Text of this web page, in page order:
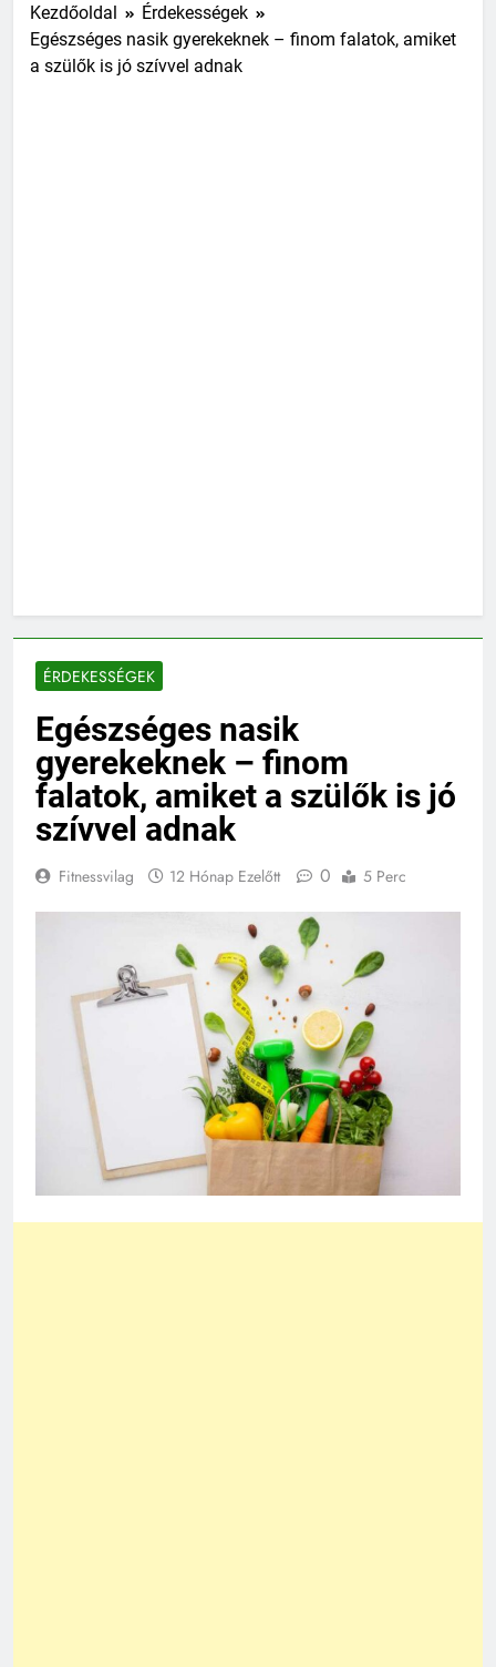
Kezdőoldal
Érdekességek
Egészséges nasik gyerekeknek – finom falatok, amiket
a szülők is jó szívvel adnak
ÉRDEKESSÉGEK
Egészséges nasik
gyerekeknek – finom
falatok, amiket a szülők is jó
szívvel adnak
Fitnessvilag 12 Hónap Ezelőtt 0 5 Perc